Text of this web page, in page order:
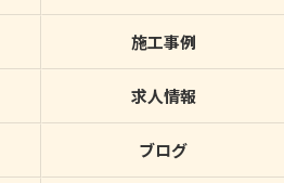
施工事例
求人情報
ブログ